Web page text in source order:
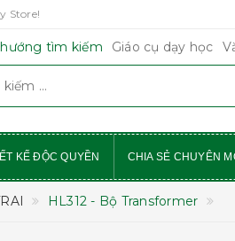
Store!
tìm kiếm Giáo cụ dạy học
KẾ ĐỘC QUYỀN CHIA SẺ CHUYÊN
HL312 - Bộ Transformer